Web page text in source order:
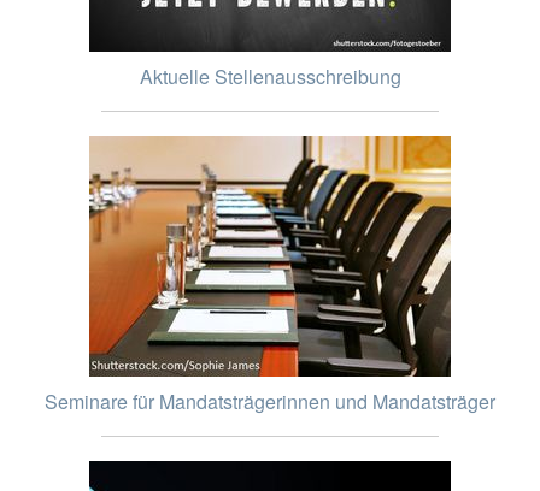
Aktuelle Stellenausschreibung
Seminare für Mandatsträgerinnen und Mandatsträger